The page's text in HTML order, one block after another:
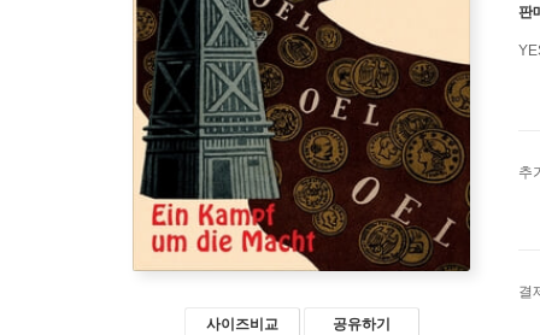
사이즈비교 공유하기
판
추
결